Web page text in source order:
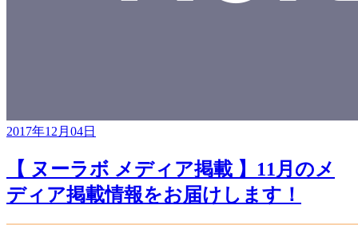
2017年12月04日
【 ヌーラボ メディア掲載 】11月のメ
ディア掲載情報をお届けします！